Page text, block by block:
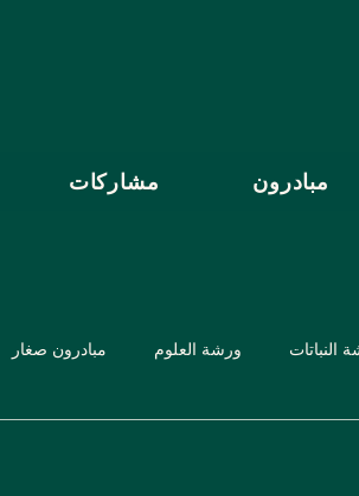
مشاركات مبادرون
النباتات ورشة العلوم مبادرون صغار